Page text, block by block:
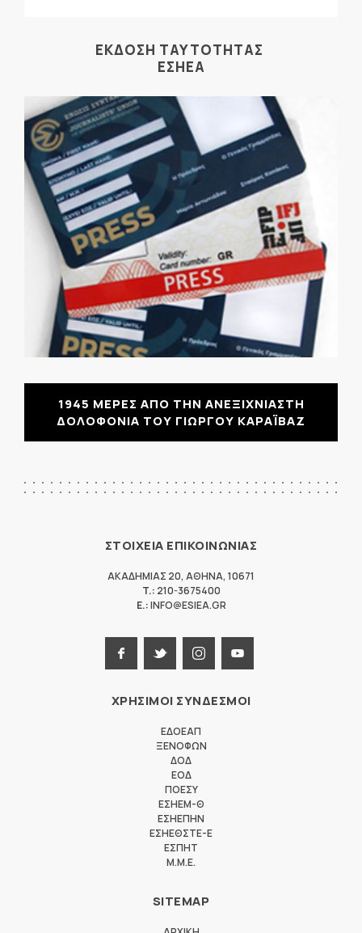
ΕΚΔΟΣΗ ΤΑΥΤΟΤΗΤΑΣ
ΕΣΗΕΑ
1945 ΜΕΡΕΣ ΑΠΟ ΤΗΝ ΑΝΕΞΙΧΝΙΑΣΤΗ
ΔΟΛΟΦΟΝΙΑ ΤΟΥ ΓΙΩΡΓΟΥ ΚΑΡΑΪΒΑΖ
ΣΤΟΙΧΕΙΑ ΕΠΙΚΟΙΝΩΝΙΑΣ
ΑΚΑΔΗΜΙΑΣ 20, ΑΘΗΝΑ, 10671
T.: 210-3675400
E.:INFO@ESIEA.GR
ΧΡΗΣΙΜΟΙ ΣΥΝΔΕΣΜΟΙ
ΕΔΟΕΑΠ
ΞΕΝΟΦΩΝ
ΔΟΔ
ΕΟΔ
ΠΟΕΣΥ
ΕΣΗΕΜ-Θ
ΕΣΗΕΠΗΝ
ΕΣΗΕΘΣΤΕ-Ε
ΕΣΠΗΤ
M.M.E.
SITEMAP